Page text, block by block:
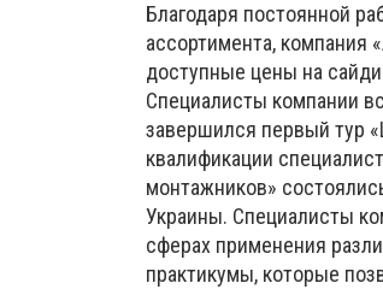
Благодаря постоянной
ассортимента, компания
доступные цены на
Специалисты компании
завершился первый тур
квалификации
монтажников»
Украины. Специалисты
сферах применения
практикумы, которые